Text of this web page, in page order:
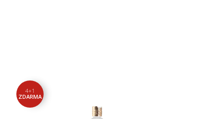
4+1
ZDARMA